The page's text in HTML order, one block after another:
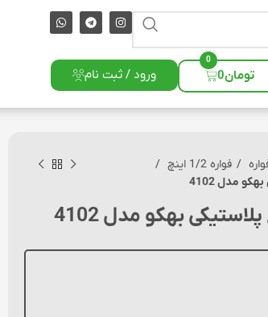
تومان0
0
ورود / ثبت نام
فواره 1/2 اینچ
مدل 4102
بهکو مدل 4102